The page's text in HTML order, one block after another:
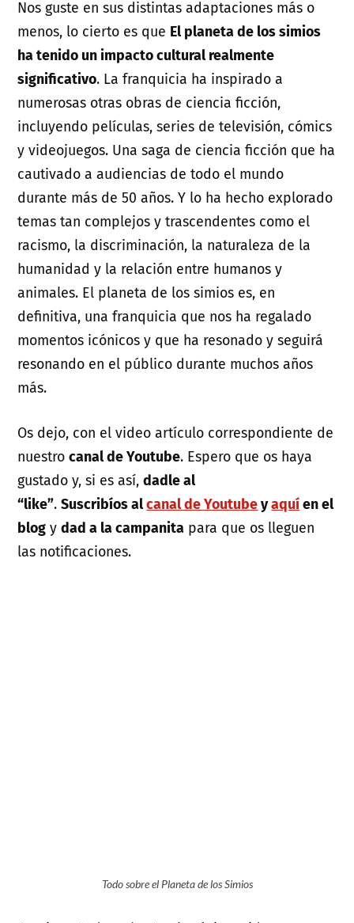
Nos guste en sus distintas adaptaciones más o
menos, lo cierto es que El planeta de los simios
ha tenido un impacto cultural realmente
significativo. La franquicia ha inspirado a
numerosas otras obras de ciencia ficción,
incluyendo películas, series de televisión, cómics
y videojuegos. Una saga de ciencia ficción que ha
cautivado a audiencias de todo el mundo
durante más de 50 años. Y lo ha hecho explorado
temas tan complejos y trascendentes como el
racismo, la discriminación, la naturaleza de la
humanidad y la relación entre humanos y
animales. El planeta de los simios es, en
definitiva, una franquicia que nos ha regalado
momentos icónicos y que ha resonado y seguirá
resonando en el público durante muchos años
más.
Os dejo, con el video artículo correspondiente de
nuestrocanal de Youtube. Espero que os haya
gustado y, si es así,dadle al
“like”.Suscribíos alcanal de Youtubeyaquíen el
blog ydad a la campanita para que os lleguen
las notificaciones.
Todo sobre el Planeta de los Simios